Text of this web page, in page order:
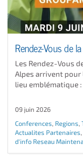
Rendez-Vous de
Les Rendez-Vous
Alpes arrivent
lieu emblématique :
09 juin 2026
Conferences, Regions,
Actualites Partenaires,
d'info Reseau